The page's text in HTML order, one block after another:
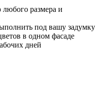
любого размера и
под вашу задумку
в одном фасаде
дней